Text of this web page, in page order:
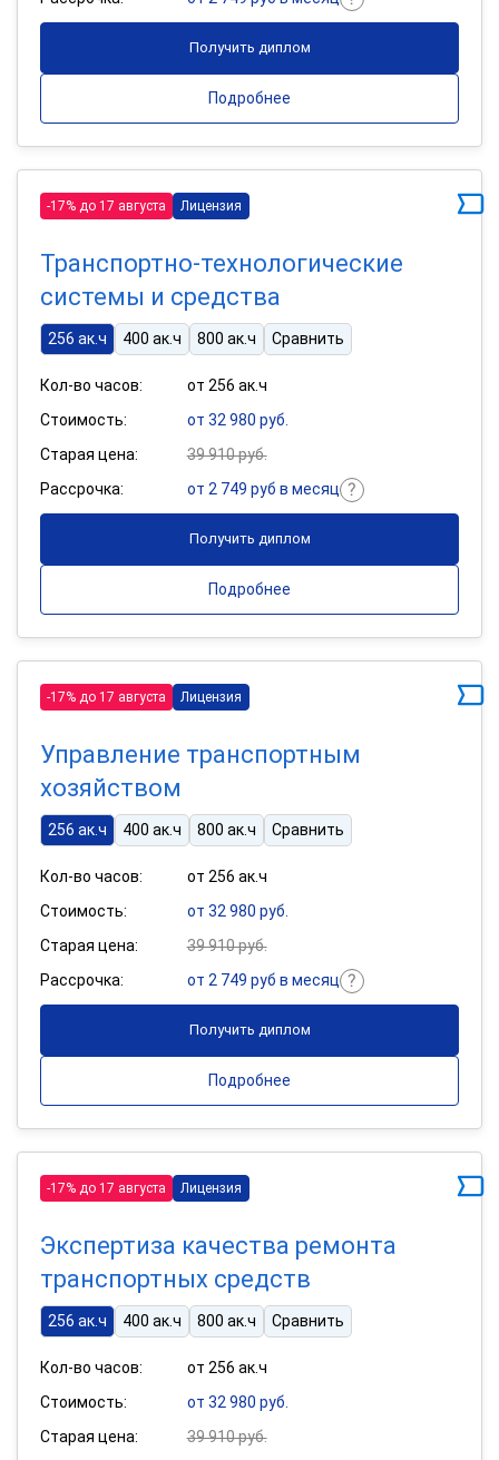
Получить диплом
Подробнее
-17% до 17 августа Лицензия
Транспортно-технологические
системы и средства
256 ак.ч 400 ак.ч 800 ак.ч Сравнить
Кол-во часов:
от 256 ак.ч
Стоимость:
от 32 980 руб.
Старая цена:
39 910 руб.
Рассрочка:
от 2 749 руб в месяц
Получить диплом
Подробнее
-17% до 17 августа Лицензия
Управление транспортным
хозяйством
256 ак.ч 400 ак.ч 800 ак.ч Сравнить
Кол-во часов:
от 256 ак.ч
Стоимость:
от 32 980 руб.
Старая цена:
39 910 руб.
Рассрочка:
от 2 749 руб в месяц
Получить диплом
Подробнее
-17% до 17 августа Лицензия
Экспертиза качества ремонта
транспортных средств
256 ак.ч 400 ак.ч 800 ак.ч Сравнить
Кол-во часов:
от 256 ак.ч
Стоимость:
от 32 980 руб.
Старая цена:
39 910 руб.